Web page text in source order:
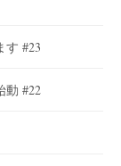
す #23
動 #22